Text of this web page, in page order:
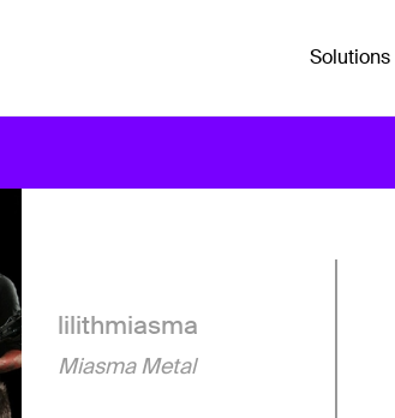
Solutions
lilithmiasma
Miasma Metal